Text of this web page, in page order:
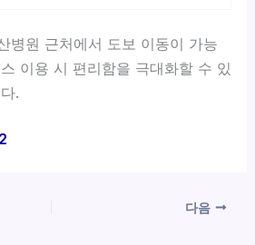
병원 근처에서 도보 이동이 가능
이용 시 편리함을 극대화할 수 있
.
다음